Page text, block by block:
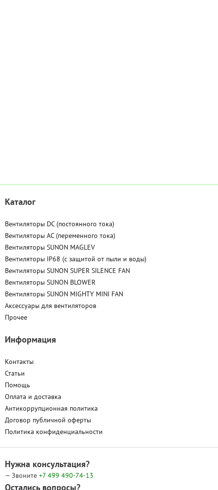
Каталог
Вентиляторы DC (постоянного тока)
Вентиляторы AC (переменного тока)
Вентиляторы SUNON MAGLEV
Вентиляторы IP68 (c защитой от пыли и воды)
Вентиляторы SUNON SUPER SILENCE FAN
Вентиляторы SUNON BLOWER
Вентиляторы SUNON MIGHTY MINI FAN
Аксессуары для вентиляторов
Прочее
Информация
Контакты
Статьи
Помощь
Оплата и доставка
Антикоррупционная политика
Договор публичной оферты
Политика конфиденциальности
Нужна консультация?
— Звоните +7 499 490-74-13
Остались вопросы?